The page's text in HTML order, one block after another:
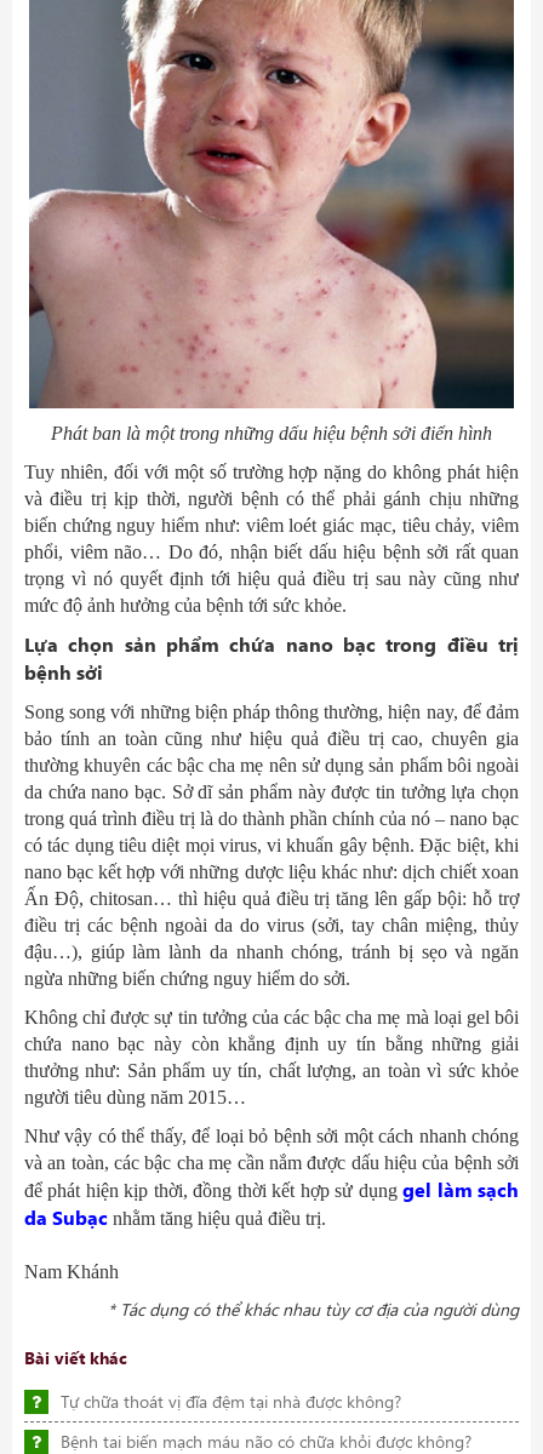
Phát ban là một trong những dấu hiệu bệnh sởi điển hình
Tuy nhiên, đối với một số trường hợp nặng do không phát hiện
và điều trị kịp thời, người bệnh có thể phải gánh chịu những
biến chứng nguy hiểm như: viêm loét giác mạc, tiêu chảy, viêm
phổi, viêm não… Do đó, nhận biết dấu hiệu bệnh sởi rất quan
trọng vì nó quyết định tới hiệu quả điều trị sau này cũng như
mức độ ảnh hưởng của bệnh tới sức khỏe.
Lựa chọn sản phẩm chứa nano bạc trong điều trị
bệnh sởi
Song song với những biện pháp thông thường, hiện nay, để đảm
bảo tính an toàn cũng như hiệu quả điều trị cao, chuyên gia
thường khuyên các bậc cha mẹ nên sử dụng sản phẩm bôi ngoài
da chứa nano bạc. Sở dĩ sản phẩm này được tin tưởng lựa chọn
trong quá trình điều trị là do thành phần chính của nó – nano bạc
có tác dụng tiêu diệt mọi virus, vi khuẩn gây bệnh. Đặc biệt, khi
nano bạc kết hợp với những dược liệu khác như: dịch chiết xoan
Ấn Độ, chitosan… thì hiệu quả điều trị tăng lên gấp bội: hỗ trợ
điều trị các bệnh ngoài da do virus (sởi, tay chân miệng, thủy
đậu…), giúp làm lành da nhanh chóng, tránh bị sẹo và ngăn
ngừa những biến chứng nguy hiểm do sởi.
Không chỉ được sự tin tưởng của các bậc cha mẹ mà loại gel bôi
chứa nano bạc này còn khẳng định uy tín bằng những giải
thưởng như: Sản phẩm uy tín, chất lượng, an toàn vì sức khỏe
người tiêu dùng năm 2015…
Như vậy có thể thấy, để loại bỏ bệnh sởi một cách nhanh chóng
và an toàn, các bậc cha mẹ cần nắm được dấu hiệu của bệnh sởi
để phát hiện kịp thời, đồng thời kết hợp sử dụnggel làm sạch
da Subạc nhằm tăng hiệu quả điều trị.
Nam Khánh
* Tác dụng có thể khác nhau tùy cơ địa của người dùng
Bài viết khác
Tự chữa thoát vị đĩa đệm tại nhà được không?
Bệnh tai biến mạch máu não có chữa khỏi được không?